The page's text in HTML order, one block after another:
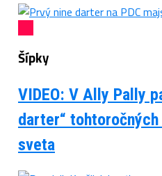
Šípky
VIDEO: V Ally Pally
darter“
sveta